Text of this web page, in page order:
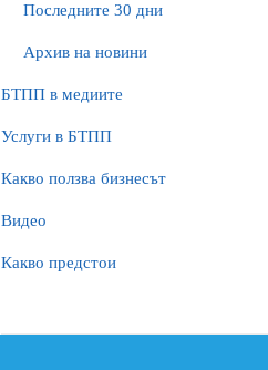
Последните 30 дни
Архив на новини
БTПП в медиите
Услуги в БТПП
Какво ползва бизнесът
Видео
Какво предстои